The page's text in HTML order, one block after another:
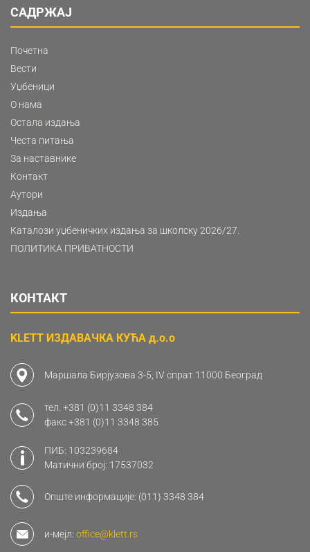
САДРЖАЈ
Почетна
Вести
Уџбеници
О нама
Остала издања
Честа питања
За наставнике
Контакт
Аутори
Издања
Каталози уџбеничких издања за школску 2026/27.
ПОЛИТИКА ПРИВАТНОСТИ
КОНТАКТ
KLETT ИЗДАВАЧКА КУЋА д.о.о
Маршала Бирјузова 3-5, IV спрат 11000 Београд
тел. +381 (0)11 3348 384
факс+381 (0)11 3348 385
ПИБ: 103239684
Матични број: 17537032
Опште информације: (011) 3348 384
и-мејл: office@klett.rs